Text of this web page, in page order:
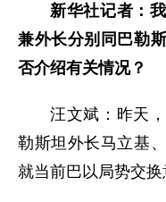
新华社记者：
兼外长分别同巴勒
否介绍有关情况？
汪文斌：昨天
勒斯坦外长马立基
就当前巴以局势交换